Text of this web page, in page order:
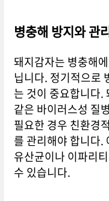
병충해 방지와 관
돼지감자는 병충해
닙니다. 정기적으로
는 것이 중요합니다.
같은 바이러스성 질
필요한 경우 친환경
를 관리해야 합니다.
유산균이나 이파리
수 있습니다.